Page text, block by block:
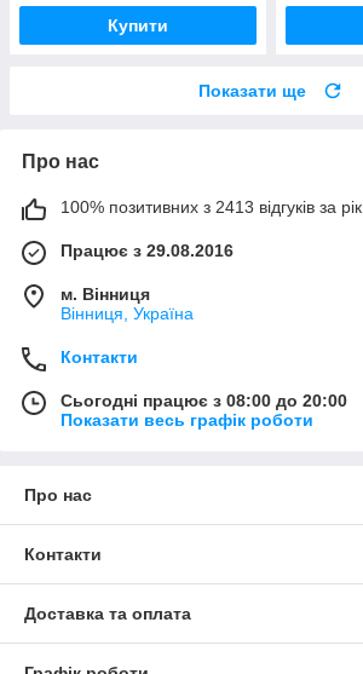
Купити
Показати ще
Про нас
100% позитивних з 2413 відгуків за рік
Працює з 29.08.2016
м. Вінниця
Вінниця, Україна
Контакти
Сьогодні працює з 08:00 до 20:00
Показати весь графік роботи
Про нас
Контакти
Доставка та оплата